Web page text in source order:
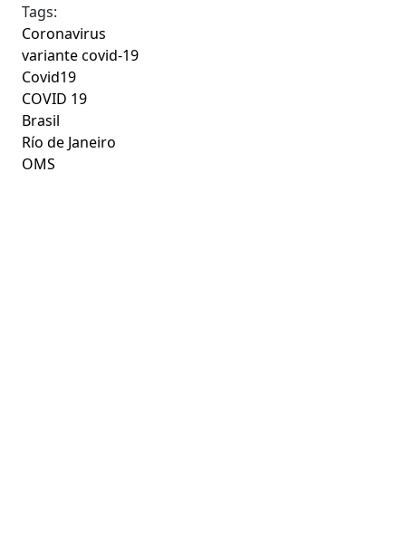
Tags:
Coronavirus
variante covid-19
Covid19
COVID 19
Brasil
Río de Janeiro
OMS